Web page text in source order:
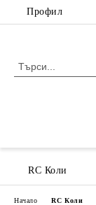
Профил
RC Коли
Начало RC Коли